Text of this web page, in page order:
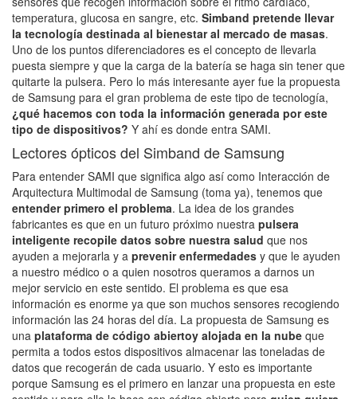
temperatura, glucosa en sangre, etc. Simband pretende llevar
la tecnología destinada al bienestar al mercado de masas.
Uno de los puntos diferenciadores es el concepto de llevarla
puesta siempre y que la carga de la batería se haga sin tener que
quitarte la pulsera. Pero lo más interesante ayer fue la propuesta
de Samsung para el gran problema de este tipo de tecnología,
¿qué hacemos con toda la información generada por este
tipo de dispositivos? Y ahí es donde entra SAMI.
Lectores ópticos del Simband de Samsung
Para entender SAMI que significa algo así como Interacción de
Arquitectura Multimodal de Samsung (toma ya), tenemos que
entender primero el problema. La idea de los grandes
fabricantes es que en un futuro próximo nuestra pulsera
inteligente recopile datos sobre nuestra salud que nos
ayuden a mejorarla y a prevenir enfermedades y que le ayuden
a nuestro médico o a quien nosotros queramos a darnos un
mejor servicio en este sentido. El problema es que esa
información es enorme ya que son muchos sensores recogiendo
información las 24 horas del día. La propuesta de Samsung es
una plataforma de código abiertoy alojada en la nube que
permita a todos estos dispositivos almacenar las toneladas de
datos que recogerán de cada usuario. Y esto es importante
porque Samsung es el primero en lanzar una propuesta en este